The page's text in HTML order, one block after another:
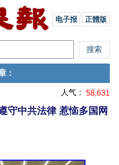
电子报 正體版
：
人气： 58,631
守中共法律 惹恼多国网